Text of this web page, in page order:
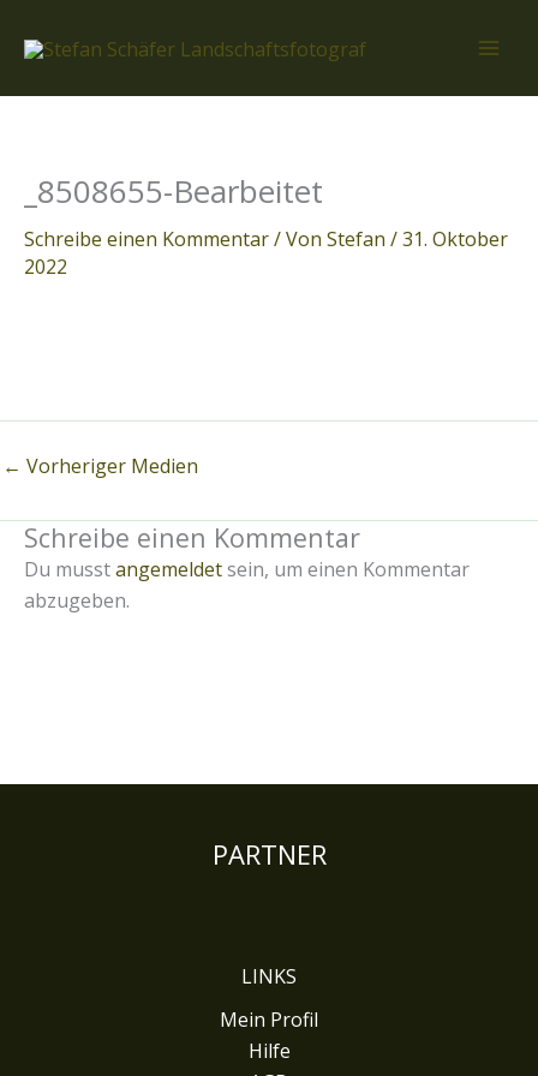
Inhalt
_8508655-Bearbeitet
Schreibe einen Kommentar/ Von Stefan /31. Oktober
2022
← Vorheriger Medien
Schreibe einen Kommentar
Du musstangemeldetsein, um einen Kommentar
abzugeben.
PARTNER
LINKS
Mein Profil
Hilfe